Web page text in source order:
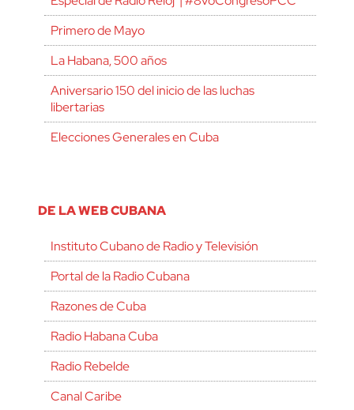
Primero de Mayo
La Habana, 500 años
Aniversario 150 del inicio de las luchas
libertarias
Elecciones Generales en Cuba
DE LA WEB CUBANA
Instituto Cubano de Radio y Televisión
Portal de la Radio Cubana
Razones de Cuba
Radio Habana Cuba
Radio Rebelde
Canal Caribe